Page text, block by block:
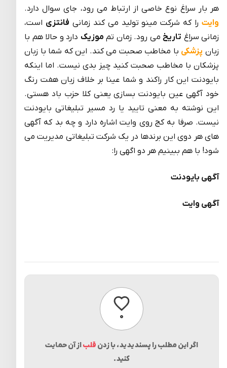
هر بار سراغ نوع خاصی از ارتباط می رود، جای سوال دارد.
وایت را که شرکت مینو تولید می کند زمانی فانتزی است،
زمانی سراغ تاریخ می رود. زمان تم موزیک دارد و حالا هم با
زبان پزشکی با مخاطب صحبت می کند. این که شما با زبان
پزشکان با مخاطب صحبت کنید چیز بدی نیست. اما اینکه
بایودنت این کار راکند و شما عینا بر خلاف زبان هفت رنگ
خود آگهی عین بایودنت بسازی یعنی کلا حزب باد هستی.
این نوشته به معنی تایید یا رد مسیر تبلیغاتی بایودنت
نیست. صرفا به کج روی وایت اشاره دارد و چه بد که آگهی
های هر دوی این برندها در یک شرکت تبلیغاتی مدیریت می
شود! با هم ببینیم هر دو اگهی را:
آگهی بایودنت
آگهی وایت
۰پسندیدن
اگر این مطلب را پسندیدید، با زدن قلباز آن حمایت
کنید.